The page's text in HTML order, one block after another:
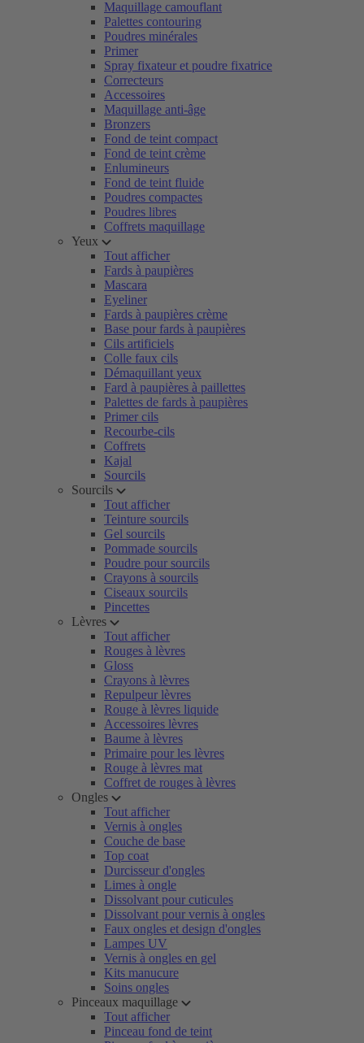
Maquillage camouflant
Palettes contouring
Poudres minérales
Primer
Spray fixateur et poudre fixatrice
Correcteurs
Accessoires
Maquillage anti-âge
Bronzers
Fond de teint compact
Fond de teint crème
Enlumineurs
Fond de teint fluide
Poudres compactes
Poudres libres
Coffrets maquillage
Yeux
Tout afficher
Fards à paupières
Mascara
Eyeliner
Fards à paupières crème
Base pour fards à paupières
Cils artificiels
Colle faux cils
Démaquillant yeux
Fard à paupières à paillettes
Palettes de fards à paupières
Primer cils
Recourbe-cils
Coffrets
Kajal
Sourcils
Sourcils
Tout afficher
Teinture sourcils
Gel sourcils
Pommade sourcils
Poudre pour sourcils
Crayons à sourcils
Ciseaux sourcils
Pincettes
Lèvres
Tout afficher
Rouges à lèvres
Gloss
Crayons à lèvres
Repulpeur lèvres
Rouge à lèvres liquide
Accessoires lèvres
Baume à lèvres
Primaire pour les lèvres
Rouge à lèvres mat
Coffret de rouges à lèvres
Ongles
Tout afficher
Vernis à ongles
Couche de base
Top coat
Durcisseur d'ongles
Limes à ongle
Dissolvant pour cuticules
Dissolvant pour vernis à ongles
Faux ongles et design d'ongles
Lampes UV
Vernis à ongles en gel
Kits manucure
Soins ongles
Pinceaux maquillage
Tout afficher
Pinceau fond de teint